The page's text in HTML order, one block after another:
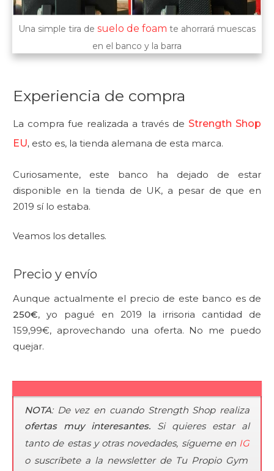
Una simple tira de suelo de foam te ahorrará muescas
en el banco y la barra
Experiencia de compra
La compra fue realizada a través de Strength Shop
EU, esto es, la tienda alemana de esta marca.
Curiosamente, este banco ha dejado de estar
disponible en la tienda de UK, a pesar de que en
2019 sí lo estaba.
Veamos los detalles.
Precio y envío
Aunque actualmente el precio de este banco es de
250€, yo pagué en 2019 la irrisoria cantidad de
159,99€, aprovechando una oferta. No me puedo
quejar.
NOTA: De vez en cuando Strength Shop realiza
ofertas muy interesantes. Si quieres estar al
tanto de estas y otras novedades, sígueme en IG
o suscríbete a la newsletter de Tu Propio Gym